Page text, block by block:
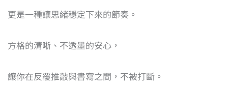
更是一種讓思緒穩定下來的節奏。
方格的清晰、不透墨的安心，
讓你在反覆推敲與書寫之間，不被打斷。